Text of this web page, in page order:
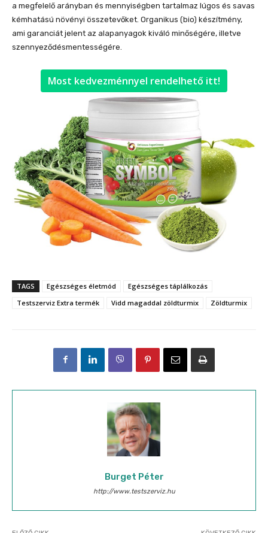
a megfelelő arányban és mennyiségben tartalmaz lúgos és savas
kémhatású növényi összetevőket. Organikus (bio) készítmény,
ami garanciát jelent az alapanyagok kiváló minőségére, illetve
szennyeződésmentességére.
Most kedvezménnyel rendelhető itt!
TAGS Egészséges életmód
Egészséges táplálkozás
Testszerviz Extra termék
Vidd magaddal zöldturmix Zöldturmix
Burget Péter
http://www.testszerviz.hu